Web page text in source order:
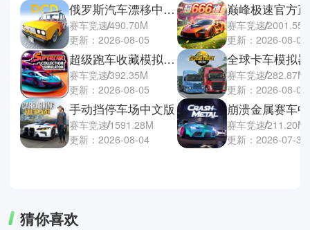
俄罗斯汽车漂移中文版
赛车竞速490.70M
更新：2026-08-05
超级跑车收藏模拟器手机版
赛车竞速392.35M
更新：2026-08-05
手动挡停车场中文版
赛车竞速1591.28M
更新：2026-08-04
巅峰极速官方
赛车竞速
更新：2026-08-04
赛车竞速282.87M
更新：2026-08-03
崩溃金属赛车
赛车竞速211.20M
更新：2026-07-30
猜你喜欢